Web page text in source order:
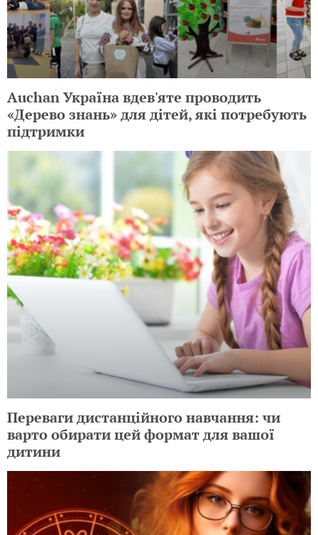
Auchan Україна вдев'яте проводить
«Дерево знань» для дітей, які потребують
підтримки
Переваги дистанційного навчання: чи
варто обирати цей формат для вашої
дитини